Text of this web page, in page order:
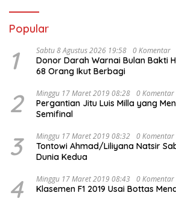
Popular
1 Sabtu 8 Agustus 2026 19:58 0 Komentar
Donor Darah Warnai Bulan Bakti
68 Orang Ikut Berbagi
2 Minggu 17 Maret 2019 08:28 0 Komentar
Pergantian Jitu Luis Milla yang
Semifinal
3 Minggu 17 Maret 2019 08:32 0 Komentar
Tontowi Ahmad/Liliyana Natsir
Dunia Kedua
4 Minggu 17 Maret 2019 08:43 0 Komentar
Klasemen F1 2019 Usai Bottas